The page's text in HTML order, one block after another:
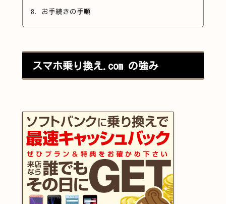
お手続きの手順
スマホ乗り換え.com の強み